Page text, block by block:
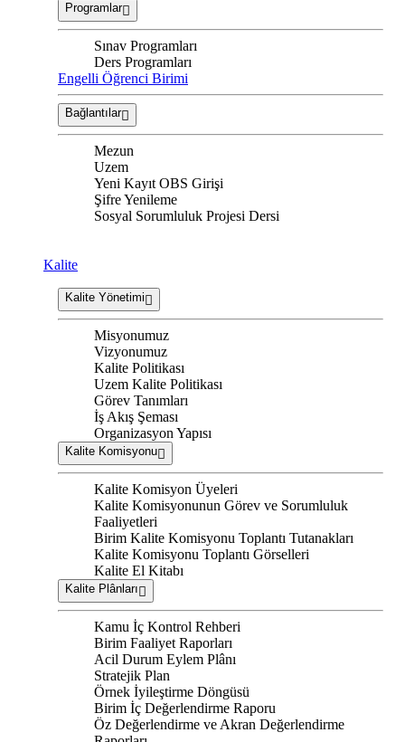
Programlar
Sınav Programları
Ders Programları
Engelli Öğrenci Birimi
Bağlantılar
Mezun
Uzem
Yeni Kayıt OBS Girişi
Şifre Yenileme
Sosyal Sorumluluk Projesi Dersi
Kalite
Kalite Yönetimi
Misyonumuz
Vizyonumuz
Kalite Politikası
Uzem Kalite Politikası
Görev Tanımları
İş Akış Şeması
Organizasyon Yapısı
Kalite Komisyonu
Kalite Komisyon Üyeleri
Kalite Komisyonunun Görev ve Sorumluluk
Faaliyetleri
Birim Kalite Komisyonu Toplantı Tutanakları
Kalite Komisyonu Toplantı Görselleri
Kalite El Kitabı
Kalite Plânları
Kamu İç Kontrol Rehberi
Birim Faaliyet Raporları
Acil Durum Eylem Plânı
Stratejik Plan
Örnek İyileştirme Döngüsü
Birim İç Değerlendirme Raporu
Öz Değerlendirme ve Akran Değerlendirme